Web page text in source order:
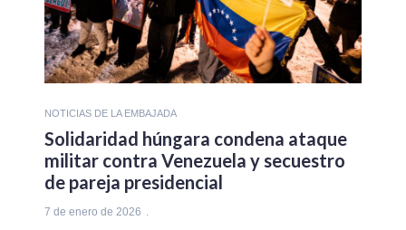
NOTICIAS DE LA EMBAJADA
Solidaridad húngara condena ataque
militar contra Venezuela y secuestro
de pareja presidencial
7 de enero de 2026